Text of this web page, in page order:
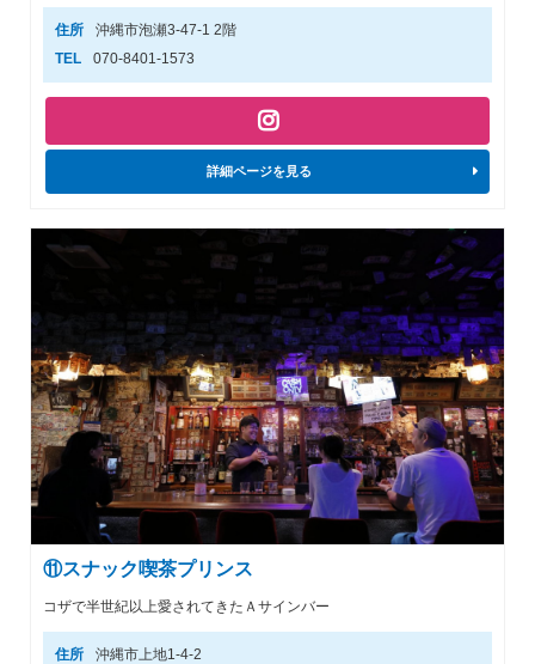
住所
沖縄市泡瀬3-47-1 2階
TEL
070-8401-1573
詳細ページを見る
⑪スナック喫茶プリンス
コザで半世紀以上愛されてきたＡサインバー
住所
沖縄市上地1-4-2